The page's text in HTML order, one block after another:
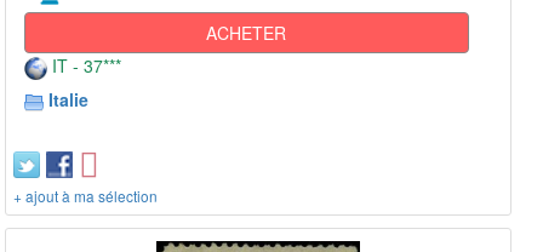
ACHETER
IT - 37***
Italie
+ ajout à ma sélection